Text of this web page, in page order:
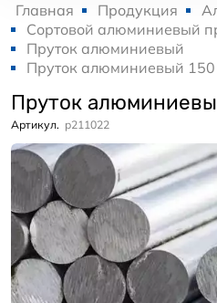
Главная Продукция
Сортовой алюминиевый
Пруток алюминиевый
Пруток алюминиевый
Пруток
Артикул. p211022